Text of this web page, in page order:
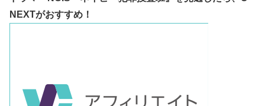
NEXTがおすすめ！